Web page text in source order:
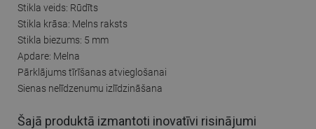
Stikla veids: Rūdīts
Stikla krāsa: Melns raksts
Stikla biezums: 5 mm
Apdare: Melna
Pārklājums tīrīšanas atvieglošanai
Sienas nelīdzenumu izlīdzināšana
Šajā produktā izmantoti inovatīvi risinājumi